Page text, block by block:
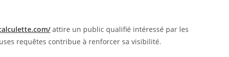
attire un public qualifié intéressé par les
requêtes contribue à renforcer sa visibilité.